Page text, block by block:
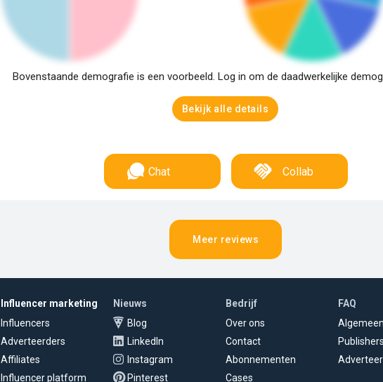
Bovenstaande demografie is een voorbeeld. Log in om de daadwerkelijke
Bekijk alle details
Chat Collab
Meer reviews
Influencer marketing
Influencers
Adverteerders
Affiliates
Influencer platform
Nieuws
Blog
LinkedIn
Instagram
Pinterest
Bedrijf
Over ons
Contact
Abonnementen
Cases
FAQ
Algemeen
Publishers